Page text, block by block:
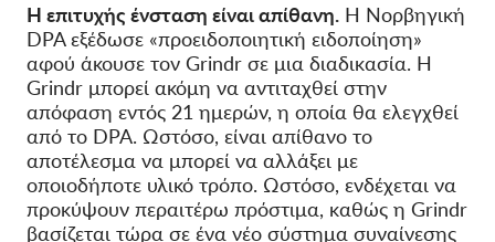
Η επιτυχής ένσταση είναι απίθανη. Η Νορβηγική
DPA εξέδωσε «προειδοποιητική ειδοποίηση»
αφού άκουσε τον Grindr σε μια διαδικασία. Η
Grindr μπορεί ακόμη να αντιταχθεί στην
απόφαση εντός 21 ημερών, η οποία θα ελεγχθεί
από το DPA. Ωστόσο, είναι απίθανο το
αποτέλεσμα να μπορεί να αλλάξει με
οποιοδήποτε υλικό τρόπο. Ωστόσο, ενδέχεται να
προκύψουν περαιτέρω πρόστιμα, καθώς η Grindr
βασίζεται τώρα σε ένα νέο σύστημα συναίνεσης